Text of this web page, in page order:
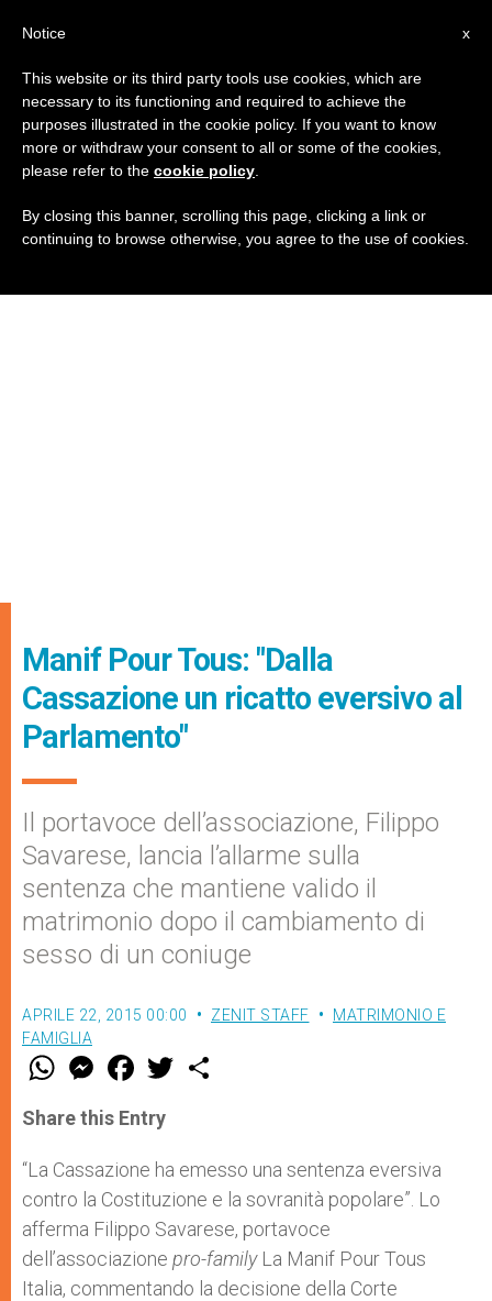
Manif Pour Tous: "Dalla
Cassazione un ricatto eversivo al
Parlamento"
Il portavoce dell’associazione, Filippo
Savarese, lancia l’allarme sulla
sentenza che mantiene valido il
matrimonio dopo il cambiamento di
sesso di un coniuge
APRILE 22, 2015 00:00 ZENIT STAFF
MATRIMONIO E
FAMIGLIA
W
t
s
p
p
M
e
s
e
g
e
r
F
a
e
b
o
k
w
r
Share this Entry
“La Cassazione ha emesso una sentenza eversiva
contro la Costituzione e la sovranità popolare”. Lo
afferma Filippo Savarese, portavoce
dell’associazione pro-familyLa Manif Pour Tous
Italia, commentando la decisione della Corte
x
Notice
This website or its third party tools use cookies, which are
necessary to its functioning and required to achieve the
purposes illustrated in the cookie policy. If you want to know
more or withdraw your consent to all or some of the cookies,
please refer to the cookie policy
By closing this banner, scrolling this page, clicking a link or
continuing to browse otherwise, you agree to the use of cookies.